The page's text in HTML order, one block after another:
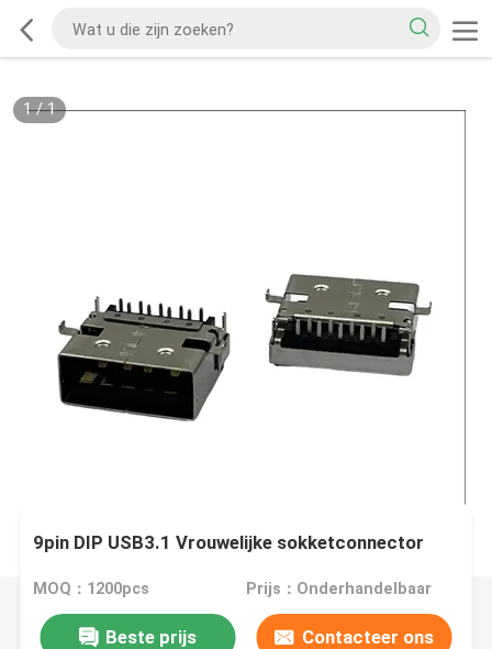
1/1
9pin DIP USB3.1 Vrouwelijke sokketconnector
MOQ：1200pcs Prijs：Onderhandelbaar
Beste prijs Contacteer ons